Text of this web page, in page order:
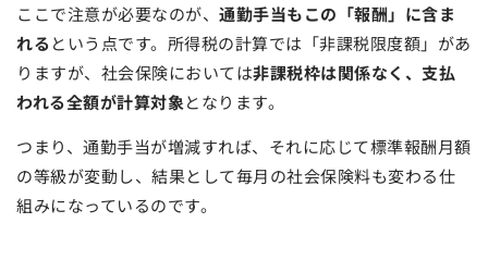
ここで注意が必要なのが、 通勤手当もこの「報酬」に含ま
れるという点です。所得税の計算では「非課税限度額」があ
りますが、社会保険においては非課税枠は関係なく、支払
われる全額が計算対象となります。
つまり、通勤手当が増減すれば、それに応じて標準報酬月額
の等級が変動し、結果として毎月の社会保険料も変わる仕
組みになっているのです。